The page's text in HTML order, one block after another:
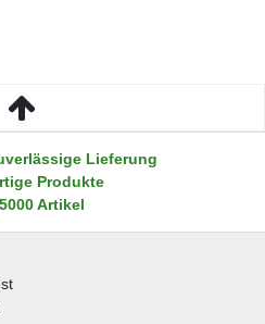
Lieferung
Produkte
Artikel